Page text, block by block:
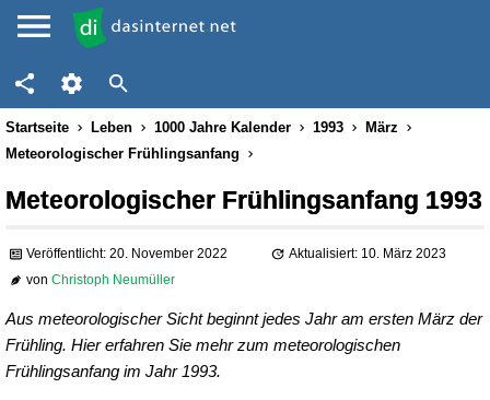
Startseite Leben 1000 Jahre Kalender 1993
März
Meteorologischer Frühlingsanfang
Meteorologischer Frühlingsanfang 1993
Veröffentlicht: 20. November 2022
Aktualisiert: 10. März 2023
vonChristoph Neumüller
Aus meteorologischer Sicht beginnt jedes Jahr am ersten März der
Frühling. Hier erfahren Sie mehr zum meteorologischen
Frühlingsanfang im Jahr 1993.